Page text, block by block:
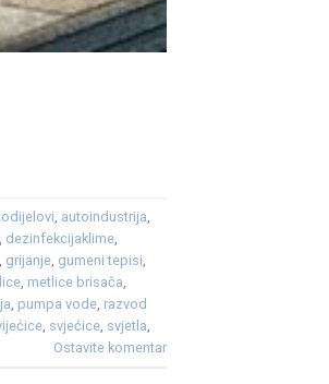
autoindustrija
dezinfekcijaklime
grijanje gumeni tepisi
metlice brisača
pumpa vode razvod
svjećice svjetla
Ostavite komentar